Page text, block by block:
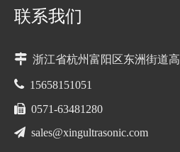
联系我们
 浙江省杭州富阳区东洲街道
 15658151051
 0571-63481280
 sales@xingultrasonic.com